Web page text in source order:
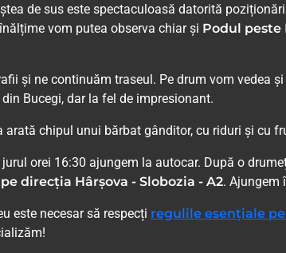
de sus este spectaculoasă datorită
vom putea observa chiar și Podul peste
și ne continuăm traseul. Pe drum vom vedea și
Bucegi, dar la fel de impresionant.
arată chipul unui bărbat gânditor, cu riduri și cu
orei 16:30 ajungem la autocar. După o
direcția Hârșova - Slobozia - A2. Ajungem
este necesar să respecți regulile esențiale